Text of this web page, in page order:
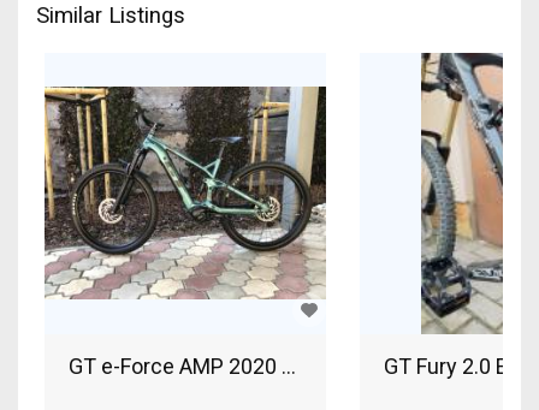
Similar Listings
GT e-Force AMP 2020 Electric Mountain Bike
GT Fury 2.0